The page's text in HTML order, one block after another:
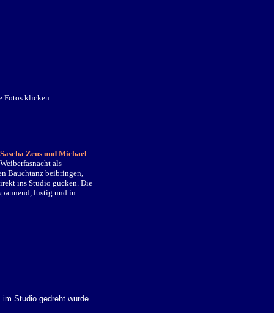
Fotos klicken.
Zeus und Michael
als
Bauchtanz beibringen,
ins Studio gucken. Die
lustig und in
im Studio gedreht wurde.